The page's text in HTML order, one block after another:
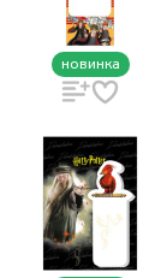
новинка